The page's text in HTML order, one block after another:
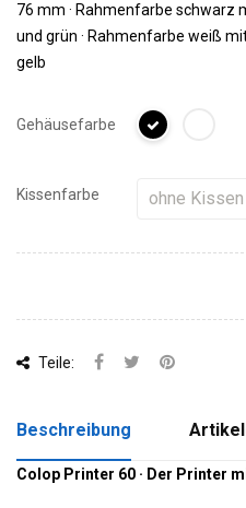
76 mm · Rahmenfarbe schwarz
und grün · Rahmenfarbe weiß
gelb
Gehäusefarbe
Kissenfarbe
Teile:
Beschreibung
Colop Printer 60 · Der Printer